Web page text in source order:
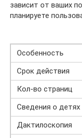
зависит от ваших
планируете
Особенность
Срок действия
Кол-во страниц
Сведения о детях
Дактилоскопия